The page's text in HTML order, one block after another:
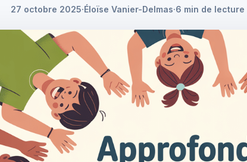
27 octobre 2025·Éloïse Vanier-Delmas·6 min de lecture